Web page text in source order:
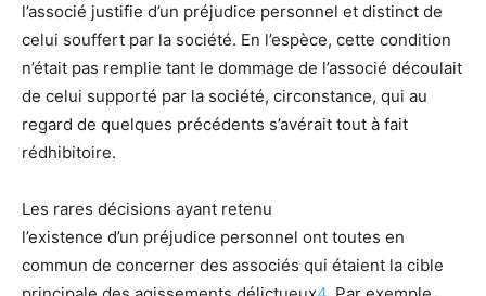
l’associé justifie d’un préjudice personnel et distinct de
celui souffert par la société. En l’espèce, cette condition
n’était pas remplie tant le dommage de l’associé découlait
de celui supporté par la société, circonstance, qui au
regard de quelques précédents s’avérait tout à fait
rédhibitoire.
Les rares décisions ayant retenu
l’existence d’un préjudice personnel ont toutes en
commun de concerner des associés qui étaient la cible